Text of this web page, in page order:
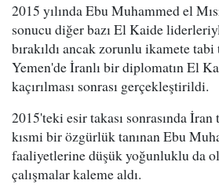
2015 yılında Ebu Muhammed el
sonucu diğer bazı El Kaide
bırakıldı ancak zorunlu ikamete
Yemen'de İranlı bir diplomatın El
kaçırılması sonrası gerçekleştirildi.
2015'teki esir takası sonrasında
kısmi bir özgürlük tanınan Ebu
faaliyetlerine düşük yoğunluklu da
çalışmalar kaleme aldı.